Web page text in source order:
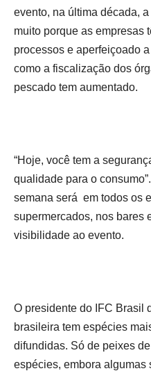
evento, na última década,
muito porque as empresas
processos e aperfeiçoado
como a fiscalização dos
pescado tem aumentado.
“Hoje, você tem a
qualidade para o
semana será em todos os
supermercados, nos bares
visibilidade ao evento.
O presidente do IFC Brasil
brasileira tem espécies
difundidas. Só de peixes
espécies, embora algumas